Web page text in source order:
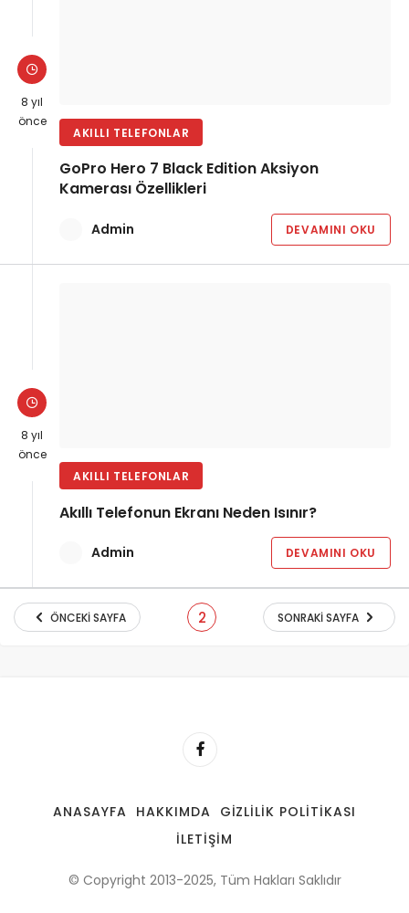
8 yıl
önce
AKILLI TELEFONLAR
GoPro Hero 7 Black Edition Aksiyon
Kamerası Özellikleri
Admin DEVAMINI OKU
8 yıl
önce
AKILLI TELEFONLAR
Akıllı Telefonun Ekranı Neden Isınır?
Admin DEVAMINI OKU
ÖNCEKI SAYFA 2 SONRAKI SAYFA
ANASAYFA HAKKIMDA GIZLILIK POLITIKASI
İLETIŞIM
© Copyright 2013-2025, Tüm Hakları Saklıdır